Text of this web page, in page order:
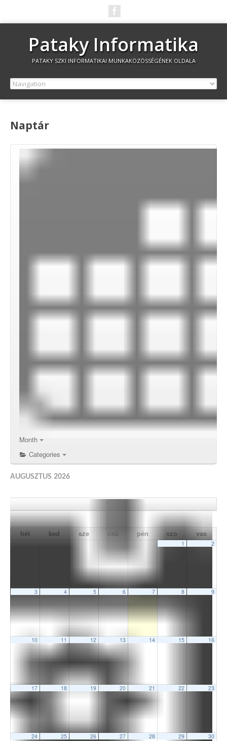
Pataky Informatika
PATAKY SZKI INFORMATIKAI MUNKAKÖZÖSSÉGÉNEK OLDALA
Naptár
Month
Categories
AUGUSZTUS 2026
hét ked sze csü pén szo vas
1 2
3 4 5 6 7 8 9
10 11 12 13 14 15 16
17 18 19 20 21 22 23
24 25 26 27 28 29 30